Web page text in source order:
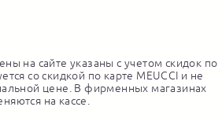
на сайте указаны с учетом скидок по
со скидкой по карте MEUCCI и не
цене. В фирменных магазинах
на кассе.